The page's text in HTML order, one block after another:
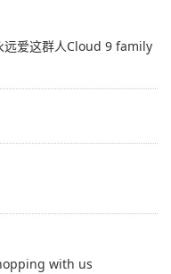
远爱这群人Cloud 9 family
with us